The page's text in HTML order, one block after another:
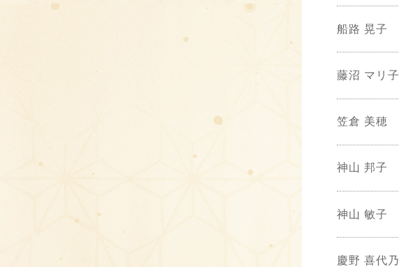
船路 晃子
藤沼 マリ子
笠倉 美穂
神山 邦子
神山 敏子
慶野 喜代乃